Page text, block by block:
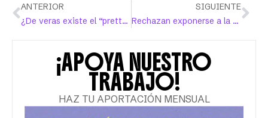
ANTERIOR
¿De veras existe el “pretty privilege”?
SIGUIENTE
Rechazan exponerse a la violencia de senadora Rodríguez Veve en vistas sobre el derecho al aborto
¡APOYA NUESTRO
TRABAJO!
HAZ TU APORTACIÓN MENSUAL